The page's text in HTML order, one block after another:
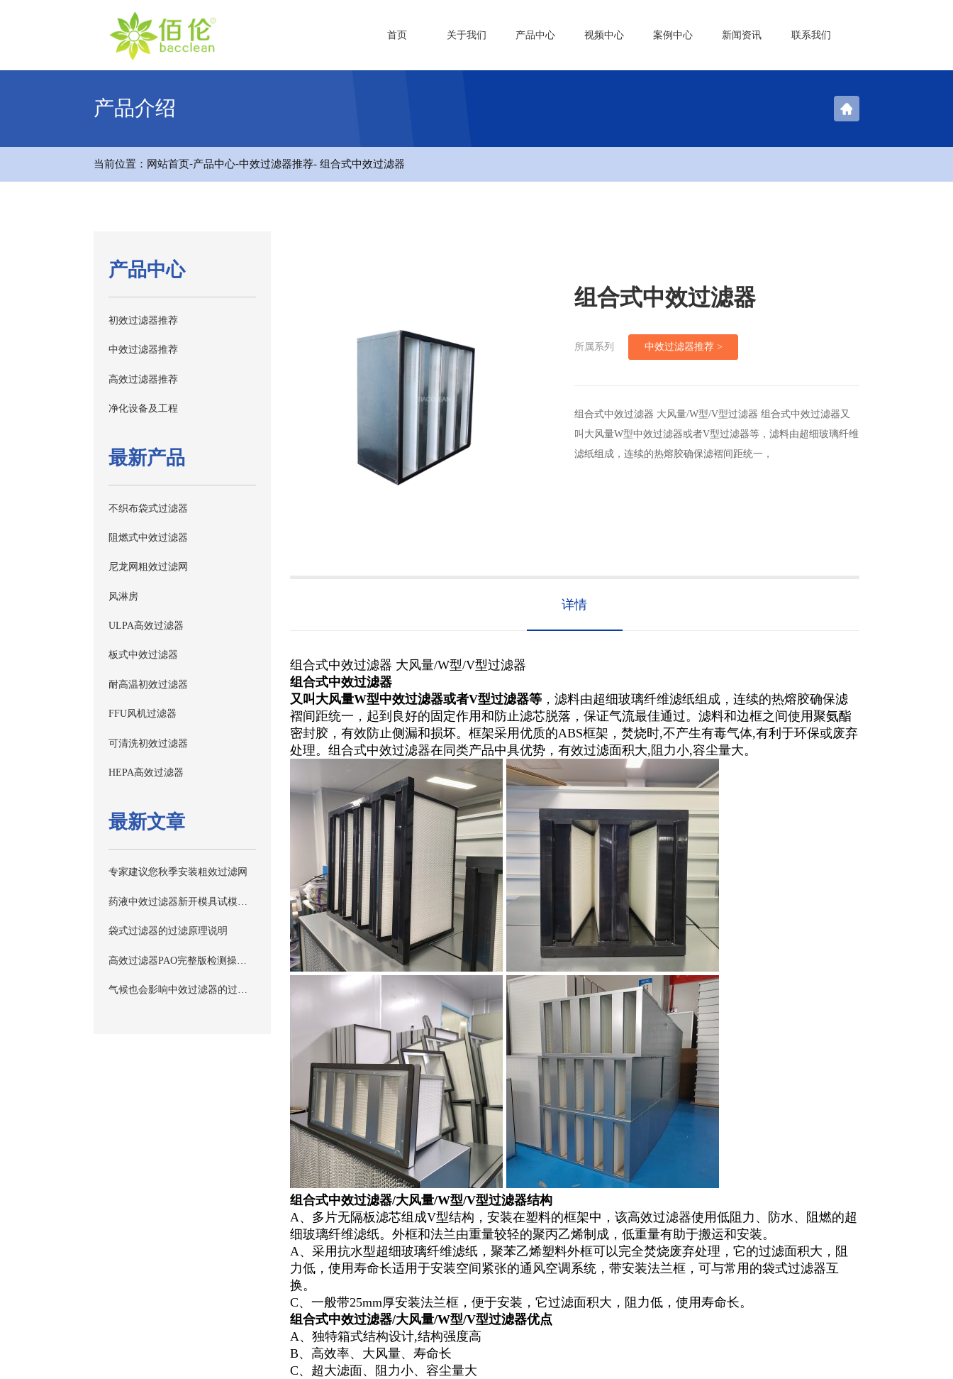
首页 关于我们 产品中心 视频中心 案例中心 新闻资讯 联系我们
产品介绍
当前位置： 网站首页-产品中心-中效过滤器推荐- 组合式中效过滤器
产品中心
初效过滤器推荐
中效过滤器推荐
高效过滤器推荐
净化设备及工程
最新产品
不织布袋式过滤器
阻燃式中效过滤器
尼龙网粗效过滤网
风淋房
ULPA高效过滤器
板式中效过滤器
耐高温初效过滤器
FFU风机过滤器
可清洗初效过滤器
HEPA高效过滤器
最新文章
专家建议您秋季安装粗效过滤网
药液中效过滤器新开模具试模检测记录
袋式过滤器的过滤原理说明
高效过滤器PAO完整版检测操作规程
组合式中效过滤器
所属系列 中效过滤器推荐 >
组合式中效过滤器 大风量/W型/V型过滤器 组合式中效过滤器又
叫大风量W型中效过滤器或者V型过滤器等，滤料由超细玻璃纤维
滤纸组成，连续的热熔胶确保滤褶间距统一，
详情
组合式中效过滤器 大风量/W型/V型过滤器
组合式中效过滤器
又叫大风量W型中效过滤器或者V型过滤器等，滤料由超细玻璃纤维滤纸组成，连续的热熔胶确保滤
褶间距统一，起到良好的固定作用和防止滤芯脱落，保证气流最佳通过。滤料和边框之间使用聚氨酯
密封胶，有效防止侧漏和损坏。框架采用优质的ABS框架，焚烧时,不产生有毒气体,有利于环保或废弃
处理。组合式中效过滤器在同类产品中具优势，有效过滤面积大,阻力小,容尘量大。
组合式中效过滤器/大风量/W型/V型过滤器结构
A、多片无隔板滤芯组成V型结构，安装在塑料的框架中，该高效过滤器使用低阻力、防水、阻燃的超
细玻璃纤维滤纸。外框和法兰由重量较轻的聚丙乙烯制成，低重量有助于搬运和安装。
A、采用抗水型超细玻璃纤维滤纸，聚苯乙烯塑料外框可以完全焚烧废弃处理，它的过滤面积大，阻
力低，使用寿命长适用于安装空间紧张的通风空调系统，带安装法兰框，可与常用的袋式过滤器互
换。
C、一般带25mm厚安装法兰框，便于安装，它过滤面积大，阻力低，使用寿命长。
组合式中效过滤器/大风量/W型/V型过滤器优点
A、独特箱式结构设计,结构强度高
B、高效率、大风量、寿命长
C、超大滤面、阻力小、容尘量大